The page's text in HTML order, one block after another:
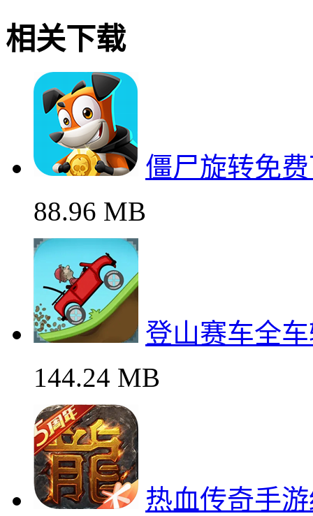
相关下载
僵尸旋转免
88.96 MB
登山赛车全
144.24 MB
热血传奇手